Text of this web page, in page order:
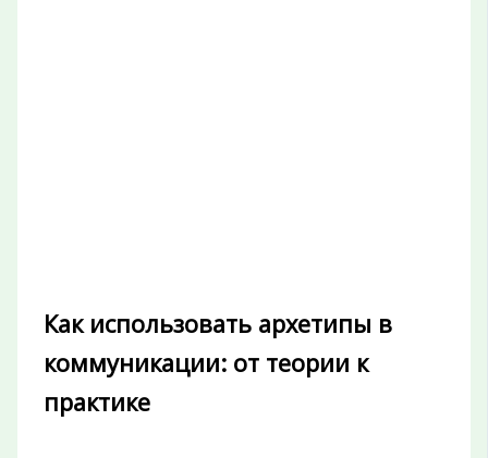
Как использовать архетипы в
коммуникации: от теории к
практике